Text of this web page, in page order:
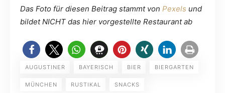
Das Foto für diesen Beitrag stammt von Pexels und
bildet NICHT das hier vorgestellte Restaurant ab
AUGUSTINER BAYERISCH BIER BIERGARTEN
MÜNCHEN RUSTIKAL SNACKS